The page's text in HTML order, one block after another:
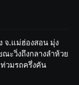
จ.แม่ฮ่องสอน มุ่ง
ะวิ่งถึงกลางลำห้วย
วมรถครึ่งคัน